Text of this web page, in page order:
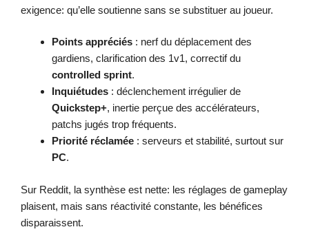
exigence: qu’elle soutienne sans se substituer au joueur.
Points appréciés : nerf du déplacement des
gardiens, clarification des 1v1, correctif du
controlled sprint.
Inquiétudes : déclenchement irrégulier de
Quickstep+, inertie perçue des accélérateurs,
patchs jugés trop fréquents.
Priorité réclamée : serveurs et stabilité, surtout sur
PC.
Sur Reddit, la synthèse est nette: les réglages de gameplay
plaisent, mais sans réactivité constante, les bénéfices
disparaissent.